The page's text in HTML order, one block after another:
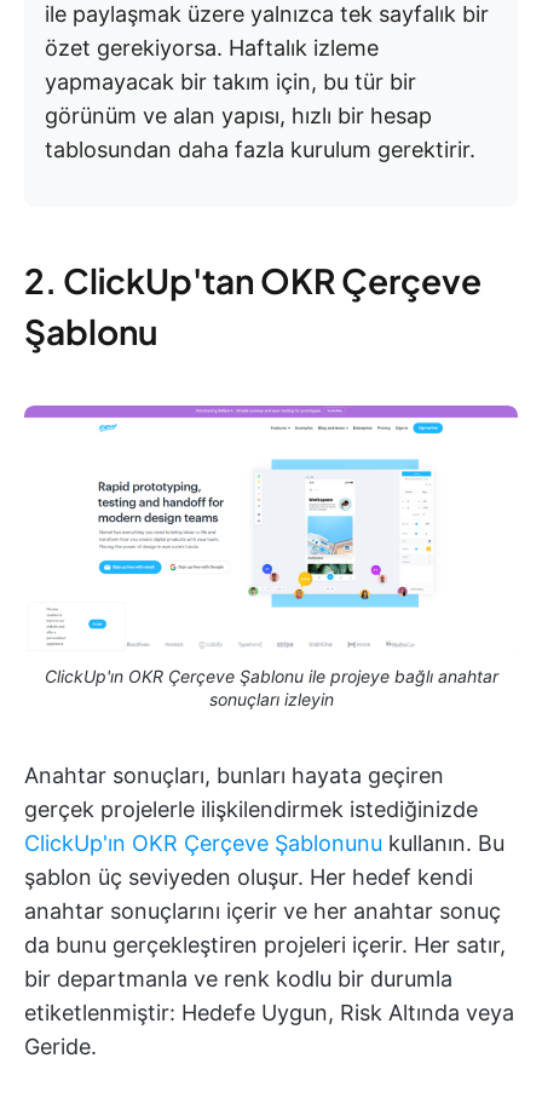
ile paylaşmak üzere yalnızca tek sayfalık bir
özet gerekiyorsa. Haftalık izleme
yapmayacak bir takım için, bu tür bir
görünüm ve alan yapısı, hızlı bir hesap
tablosundan daha fazla kurulum gerektirir.
2. ClickUp'tan OKR Çerçeve
Şablonu
ClickUp'ın OKR Çerçeve Şablonu ile projeye bağlı anahtar
sonuçları izleyin
Anahtar sonuçları, bunları hayata geçiren
gerçek projelerle ilişkilendirmek istediğinizde
ClickUp'ın OKR Çerçeve Şablonunu kullanın. Bu
şablon üç seviyeden oluşur. Her hedef kendi
anahtar sonuçlarını içerir ve her anahtar sonuç
da bunu gerçekleştiren projeleri içerir. Her satır,
bir departmanla ve renk kodlu bir durumla
etiketlenmiştir: Hedefe Uygun, Risk Altında veya
Geride.